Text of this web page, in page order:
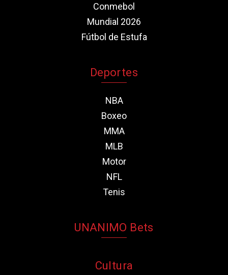
Conmebol
Mundial 2026
Fútbol de Estufa
Deportes
NBA
Boxeo
MMA
MLB
Motor
NFL
Tenis
UNANIMO Bets
Cultura